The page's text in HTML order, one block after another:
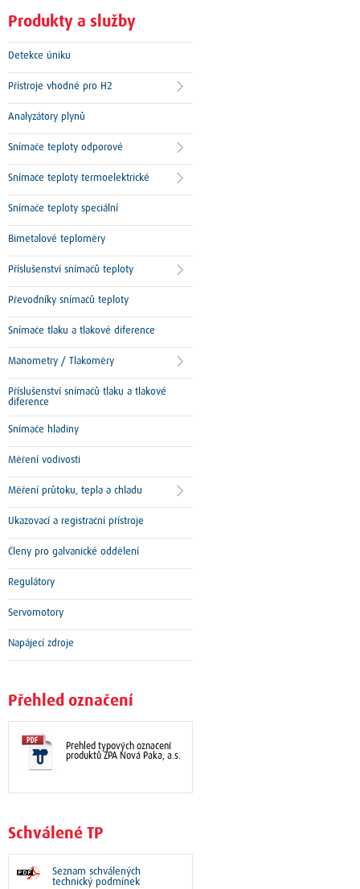
Produkty a služby
Detekce úniku
Přístroje vhodné pro H2
Analyzátory plynů
Snímače teploty odporové
Snímače teploty termoelektrické
Snímače teploty speciální
Bimetalové teploměry
Příslušenství snímačů teploty
Převodníky snímačů teploty
Snímače tlaku a tlakové diference
Manometry / Tlakoměry
Příslušenství snímačů tlaku a tlakové
diference
Snímače hladiny
Měření vodivosti
Měření průtoku, tepla a chladu
Ukazovací a registrační přístroje
Členy pro galvanické oddělení
Regulátory
Servomotory
Napájecí zdroje
Přehled označení
Přehled typových označení
produktů ZPA Nová Paka, a.s.
Schválené TP
Seznam schválených
technický podmínek